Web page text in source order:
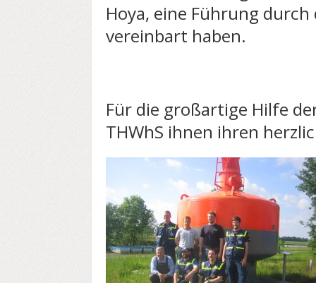
Hoya, eine Führung
vereinbart haben.
Für die großartige Hilfe
THWhS ihnen ihren